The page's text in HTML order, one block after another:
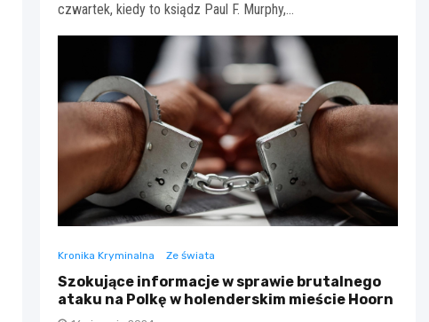
czwartek, kiedy to ksiądz Paul F. Murphy,…
Kronika Kryminalna Ze świata
Szokujące informacje w sprawie brutalnego
ataku na Polkę w holenderskim mieście Hoorn